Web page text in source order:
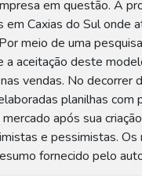
em questão. A
em Caxias do Sul onde
meio de uma
a aceitação deste
vendas. No
planilhas com
após sua
e pessimistas.
fornecido pelo